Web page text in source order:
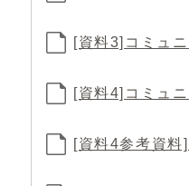
[資料3]コミュ
[資料4]コミュ
[資料4参考資料